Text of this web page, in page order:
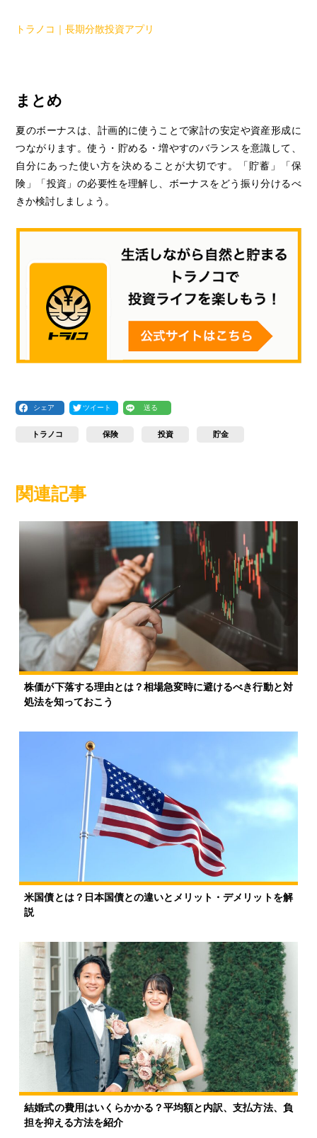
トラノコ｜長期分散投資アプリ
まとめ
夏のボーナスは、計画的に使うことで家計の安定や資産形成に
つながります。使う・貯める・増やすのバランスを意識して、
自分にあった使い方を決めることが大切です。「貯蓄」「保
険」「投資」の必要性を理解し、ボーナスをどう振り分けるべ
きか検討しましょう。
シェア ツイート 送る
トラノコ 保険 投資 貯金
関連記事
株価が下落する理由とは？相場急変時に避けるべき行動と対
処法を知っておこう
米国債とは？日本国債との違いとメリット・デメリットを解
説
結婚式の費用はいくらかかる？平均額と内訳、支払方法、負
担を抑える方法を紹介